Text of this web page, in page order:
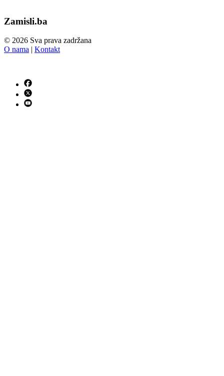
Zamisli.ba
© 2026 Sva prava zadržana
O nama | Kontakt